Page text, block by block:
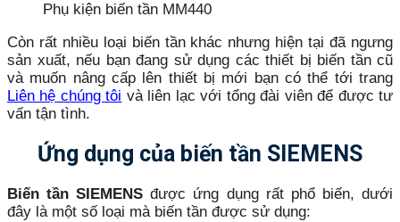
Phụ kiện biến tần MM440
Còn rất nhiều loại biến tần khác nhưng hiện tại đã ngưng
sản xuất, nếu bạn đang sử dụng các thiết bị biến tần cũ
và muốn nâng cấp lên thiết bị mới bạn có thể tới trang
Liên hệ chúng tôi và liên lạc với tổng đài viên để được tư
vấn tận tình.
Ứng dụng của biến tần SIEMENS
Biến tần SIEMENS được ứng dụng rất phổ biến, dưới
đây là một số loại mà biến tần được sử dụng: